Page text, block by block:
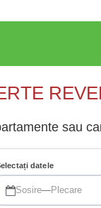
sau
datele
Sosire—Plecare